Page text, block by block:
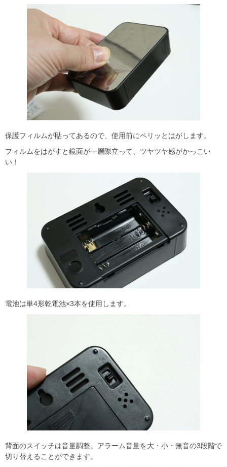
保護フィルムが貼ってあるので、使用前にペリッとはがします。
フィルムをはがすと鏡面が一層際立って、ツヤツヤ感がかっこい
い！
電池は単4形乾電池×3本を使用します。
背面のスイッチは音量調整。アラーム音量を大・小・無音の3段階で
切り替えることができます。